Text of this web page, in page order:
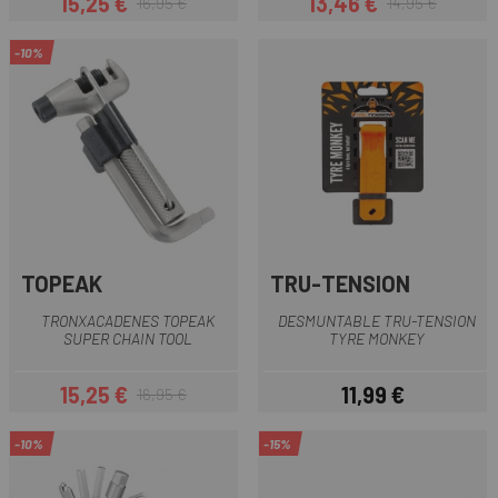
Preu
Preu regular Preu
Preu regular
-10%
TOPEAK
TRONXACADENES TOPEAK
SUPER CHAIN TOOL
Preu
15,25 €Preu regular
16,95 €
TRU-TENSION
DESMUNTABLE TRU-TENSION
TYRE MONKEY
Preu
11,99 €
-10% -15%